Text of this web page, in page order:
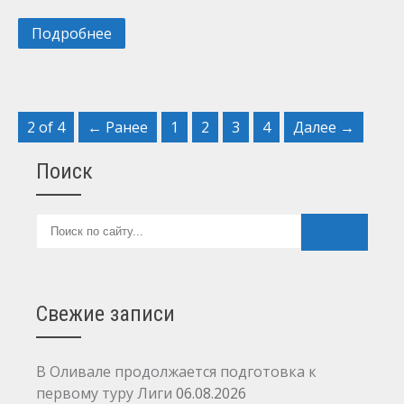
Подробнее
2 of 4 ← Ранее 1 2 3 4 Далее →
Поиск
Свежие записи
В Оливале продолжается подготовка к
первому туру Лиги 06.08.2026